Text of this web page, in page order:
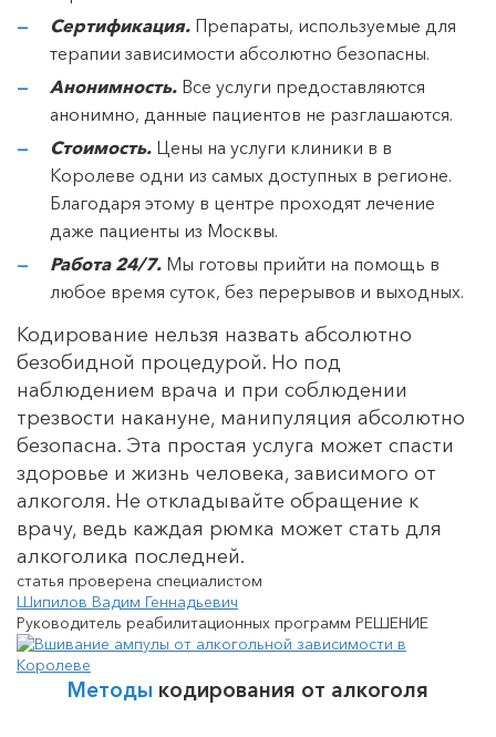
Сертификация. Препараты, используемые для
терапии зависимости абсолютно безопасны.
Анонимность. Все услуги предоставляются
анонимно, данные пациентов не разглашаются.
Стоимость. Цены на услуги клиники в в
Королеве одни из самых доступных в регионе.
Благодаря этому в центре проходят лечение
даже пациенты из Москвы.
Работа 24/7. Мы готовы прийти на помощь в
любое время суток, без перерывов и выходных.
Кодирование нельзя назвать абсолютно
безобидной процедурой. Но под
наблюдением врача и при соблюдении
трезвости накануне, манипуляция абсолютно
безопасна. Эта простая услуга может спасти
здоровье и жизнь человека, зависимого от
алкоголя. Не откладывайте обращение к
врачу, ведь каждая рюмка может стать для
алкоголика последней.
статья проверена специалистом
Шипилов Вадим Геннадьевич
Руководитель реабилитационных программ РЕШЕНИЕ
Методы кодирования от алкоголя